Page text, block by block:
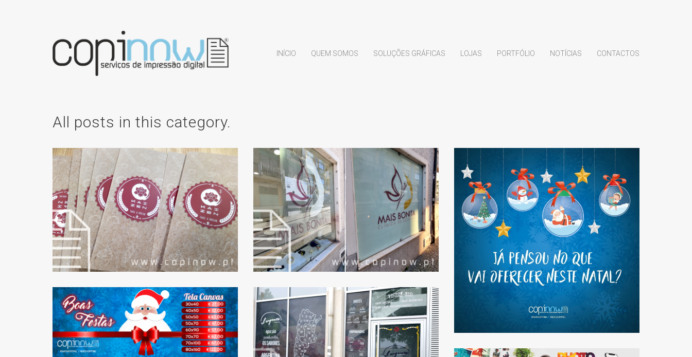
INÍCIO QUEM SOMOS SOLUÇÕES GRÁFICAS LOJAS PORTFÓLIO NOTÍCIAS CONTACTOS
All posts in this category.
EMENTAS PARA
RESTAURANTES
MAIS BONITA –
ESTÉTICA
JÁ FEZ AS SUAS
COMPRAS DE NATAL?
QUER OFERECER
ALGO DIFERENTE?
NÓS TEMOS A
SOLUÇÃO!
ESCOLHA O MELHOR
MOMENTO PARA
FAZER AS COMPRAS
DE NATAL.
EL ARGENTO –
RESTAURANTE